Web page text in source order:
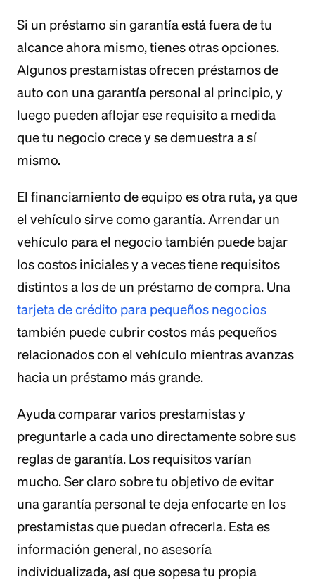
Si un préstamo sin garantía está fuera de tu
alcance ahora mismo, tienes otras opciones.
Algunos prestamistas ofrecen préstamos de
auto con una garantía personal al principio, y
luego pueden aflojar ese requisito a medida
que tu negocio crece y se demuestra a sí
mismo.
El financiamiento de equipo es otra ruta, ya que
el vehículo sirve como garantía. Arrendar un
vehículo para el negocio también puede bajar
los costos iniciales y a veces tiene requisitos
distintos a los de un préstamo de compra. Una
tarjeta de crédito para pequeños negocios
también puede cubrir costos más pequeños
relacionados con el vehículo mientras avanzas
hacia un préstamo más grande.
Ayuda comparar varios prestamistas y
preguntarle a cada uno directamente sobre sus
reglas de garantía. Los requisitos varían
mucho. Ser claro sobre tu objetivo de evitar
una garantía personal te deja enfocarte en los
prestamistas que puedan ofrecerla. Esta es
información general, no asesoría
individualizada, así que sopesa tu propia